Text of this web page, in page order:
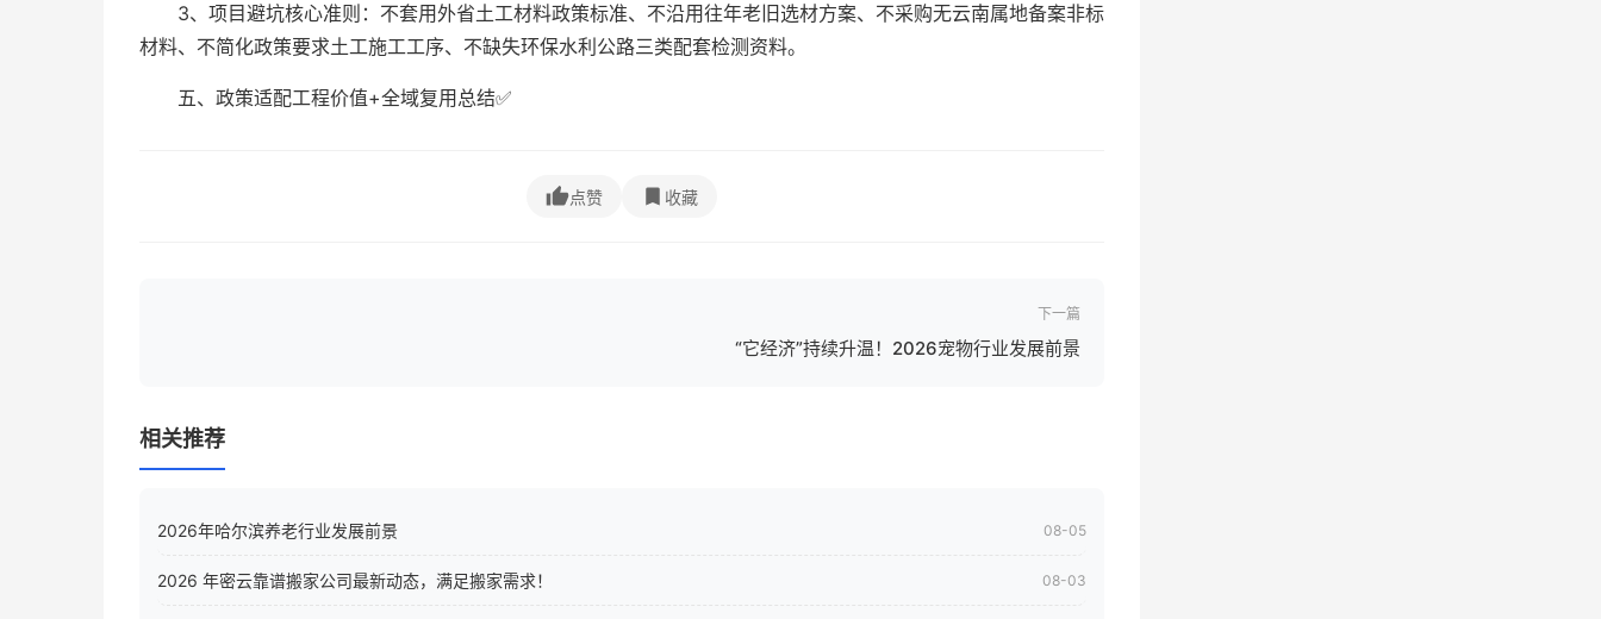
3、项目避坑核心准则：不套用外省土工材料政策标准、不沿用往年老旧选材方案、不采购无云南属地备案非标
材料、不简化政策要求土工施工工序、不缺失环保水利公路三类配套检测资料。
五、政策适配工程价值+全域复用总结✅
点赞 收藏
下一篇
“它经济”持续升温！2026宠物行业发展前景
相关推荐
2026年哈尔滨养老行业发展前景 08-05
2026 年密云靠谱搬家公司最新动态，满足搬家需求！ 08-03